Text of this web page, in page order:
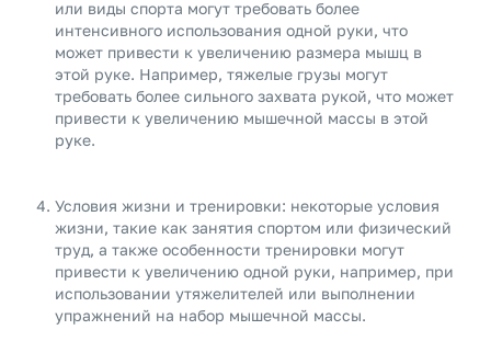
или виды спорта могут требовать более
интенсивного использования одной руки, что
может привести к увеличению размера мышц в
этой руке. Например, тяжелые грузы могут
требовать более сильного захвата рукой, что может
привести к увеличению мышечной массы в этой
руке.
Условия жизни и тренировки: некоторые условия
жизни, такие как занятия спортом или физический
труд, а также особенности тренировки могут
привести к увеличению одной руки, например, при
использовании утяжелителей или выполнении
упражнений на набор мышечной массы.